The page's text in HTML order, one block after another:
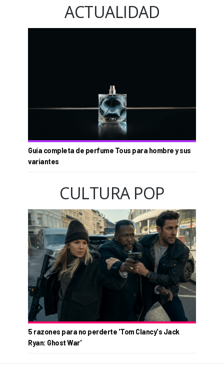
ACTUALIDAD
Guía completa de perfume Tous para hombre y sus
variantes
CULTURA POP
5 razones para no perderte 'Tom Clancy's Jack
Ryan: Ghost War'